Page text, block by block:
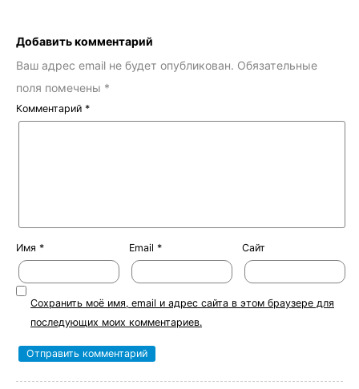
Добавить комментарий
Ваш адрес email не будет опубликован. Обязательные
поля помечены *
Комментарий *
Имя * Email * Сайт
Сохранить моё имя, email и адрес сайта в этом браузере для
последующих моих комментариев.